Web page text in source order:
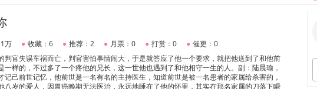
万 ● 收藏：6 ● 推荐：2 ● 月票：0 ● 打赏：0 ● 催更：0
判官失误车祸而亡，判官害怕事情闹大，于是就答应了他一个要求，就把他送到了和他前
一样的，不过多了一个疼他的兄长，这一世他也遇到了和他相守一生的人。副：陆晨瑜，
记己前世记忆，他前世是一名有名的主持医生，知道前世是被一名患者的家属给杀害的，
八岁的爱人，因胃癌晚期无法医治，永远地睡在了他的怀里，其实在那名家属的刀落下瞬